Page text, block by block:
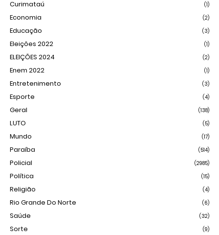
Curimataú (1)
Economia (2)
Educação (3)
Eleições 2022 (1)
ELEIÇÕES 2024 (2)
Enem 2022 (1)
Entretenimento (3)
Esporte (4)
Geral (138)
LUTO (5)
Mundo (17)
Paraíba (514)
Policial (2985)
Política (15)
Religião (4)
Rio Grande Do Norte (6)
Saúde (32)
Sorte (9)